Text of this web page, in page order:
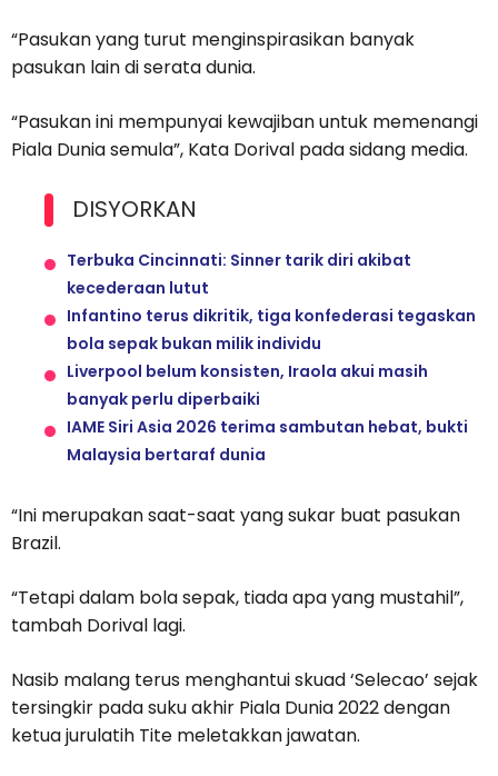
“Pasukan yang turut menginspirasikan banyak
pasukan lain di serata dunia.
“Pasukan ini mempunyai kewajiban untuk memenangi
Piala Dunia semula”, Kata Dorival pada sidang media.
DISYORKAN
Terbuka Cincinnati: Sinner tarik diri akibat
kecederaan lutut
Infantino terus dikritik, tiga konfederasi tegaskan
bola sepak bukan milik individu
Liverpool belum konsisten, Iraola akui masih
banyak perlu diperbaiki
IAME Siri Asia 2026 terima sambutan hebat, bukti
Malaysia bertaraf dunia
“Ini merupakan saat-saat yang sukar buat pasukan
Brazil.
“Tetapi dalam bola sepak, tiada apa yang mustahil”,
tambah Dorival lagi.
Nasib malang terus menghantui skuad ‘Selecao’ sejak
tersingkir pada suku akhir Piala Dunia 2022 dengan
ketua jurulatih Tite meletakkan jawatan.